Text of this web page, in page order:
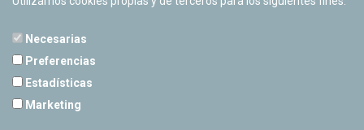
Necesarias
Preferencias
Estadísticas
Marketing